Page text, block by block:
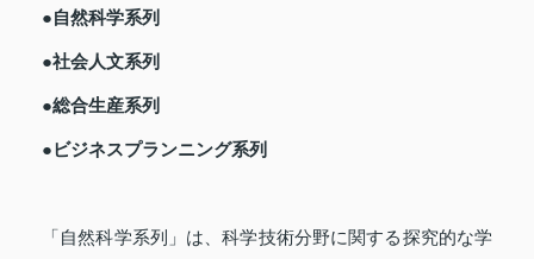
●自然科学系列
●社会人文系列
●総合生産系列
●ビジネスプランニング系列
「自然科学系列」は、科学技術分野に関する探究的な学